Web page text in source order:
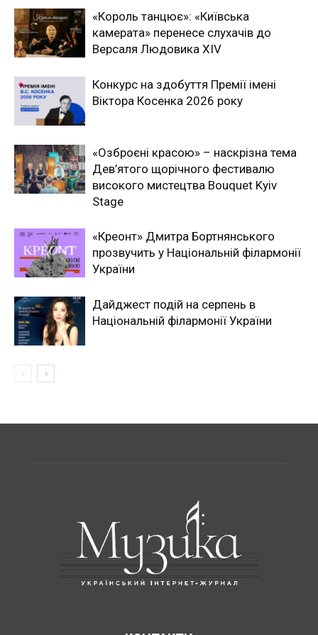
«Король танцює»: «Київська
камерата» перенесе слухачів до
Версаля Людовика XIV
Конкурс на здобуття Премії імені
Віктора Косенка 2026 року
«Озброєні красою» – наскрізна тема
Дев’ятого щорічного фестивалю
високого мистецтва Bouquet Kyiv
Stage
«Креонт» Дмитра Бортнянського
прозвучить у Національній філармонії
України
Дайджест подій на серпень в
Національній філармонії України